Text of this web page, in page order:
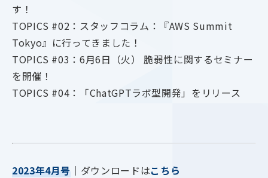
す！
TOPICS #02：スタッフコラム：『AWS Summit
Tokyo』に行ってきました！
TOPICS #03：6月6日（火） 脆弱性に関するセミナー
を開催！
TOPICS #04：「ChatGPTラボ型開発」をリリース
2023年4月号 ｜ダウンロードはこちら